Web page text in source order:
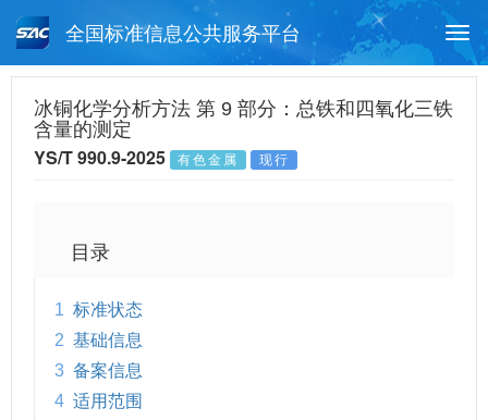
全国标准信息公共服务平台
标准公告查询
冰铜化学分析方法 第 9 部分：总铁和四氧化三铁
含量的测定
YS/T 990.9-2025 有色金属 现行
目录
1 标准状态
2 基础信息
3 备案信息
4 适用范围